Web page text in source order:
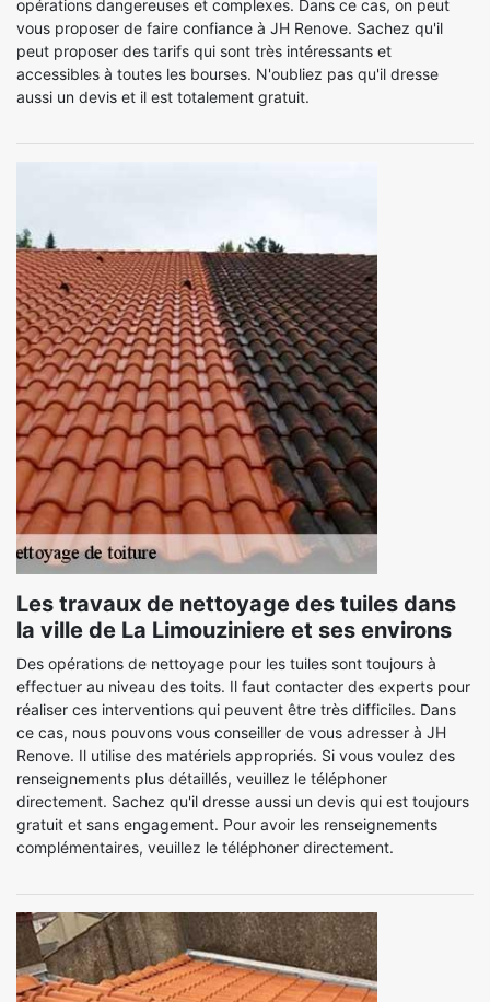
opérations dangereuses et complexes. Dans ce cas, on peut
vous proposer de faire confiance à JH Renove. Sachez qu'il
peut proposer des tarifs qui sont très intéressants et
accessibles à toutes les bourses. N'oubliez pas qu'il dresse
aussi un devis et il est totalement gratuit.
Les travaux de nettoyage des tuiles dans
la ville de La Limouziniere et ses environs
Des opérations de nettoyage pour les tuiles sont toujours à
effectuer au niveau des toits. Il faut contacter des experts pour
réaliser ces interventions qui peuvent être très difficiles. Dans
ce cas, nous pouvons vous conseiller de vous adresser à JH
Renove. Il utilise des matériels appropriés. Si vous voulez des
renseignements plus détaillés, veuillez le téléphoner
directement. Sachez qu'il dresse aussi un devis qui est toujours
gratuit et sans engagement. Pour avoir les renseignements
complémentaires, veuillez le téléphoner directement.